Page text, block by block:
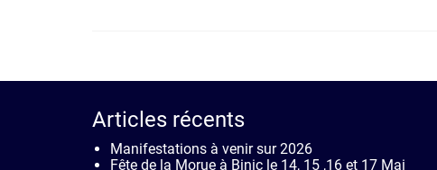
Articles récents
Manifestations à venir sur 2026
Fête de la Morue à Binic le 14, 15 ,16 et 17 Mai